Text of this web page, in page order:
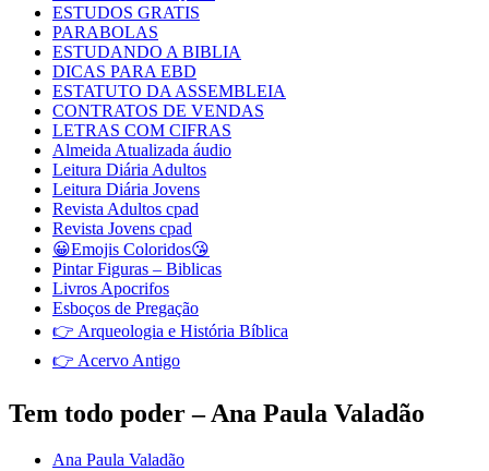
ESTUDOS GRATIS
PARABOLAS
ESTUDANDO A BIBLIA
DICAS PARA EBD
ESTATUTO DA ASSEMBLEIA
CONTRATOS DE VENDAS
LETRAS COM CIFRAS
Almeida Atualizada áudio
Leitura Diária Adultos
Leitura Diária Jovens
Revista Adultos cpad
Revista Jovens cpad
😀Emojis Coloridos😘
Pintar Figuras – Biblicas
Livros Apocrifos
Esboços de Pregação
👉 Arqueologia e História Bíblica
👉 Acervo Antigo
Tem todo poder – Ana Paula Valadão
Ana Paula Valadão